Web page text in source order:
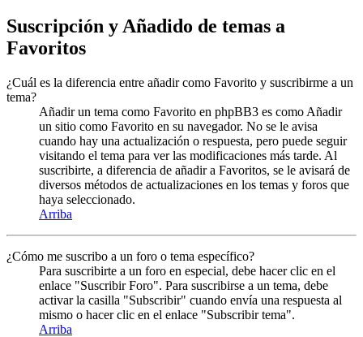
Suscripción y Añadido de temas a
Favoritos
¿Cuál es la diferencia entre añadir como Favorito y suscribirme a un
tema?
Añadir un tema como Favorito en phpBB3 es como Añadir
un sitio como Favorito en su navegador. No se le avisa
cuando hay una actualización o respuesta, pero puede seguir
visitando el tema para ver las modificaciones más tarde. Al
suscribirte, a diferencia de añadir a Favoritos, se le avisará de
diversos métodos de actualizaciones en los temas y foros que
haya seleccionado.
Arriba
¿Cómo me suscribo a un foro o tema específico?
Para suscribirte a un foro en especial, debe hacer clic en el
enlace "Suscribir Foro". Para suscribirse a un tema, debe
activar la casilla "Subscribir" cuando envía una respuesta al
mismo o hacer clic en el enlace "Subscribir tema".
Arriba